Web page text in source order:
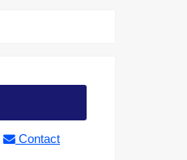
Contact